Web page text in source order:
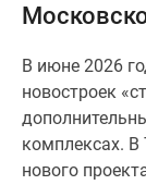
карте
предложения
Коммерческие
помещения
Продавцы
В июне 2026
новостроек
комплексах.
нового